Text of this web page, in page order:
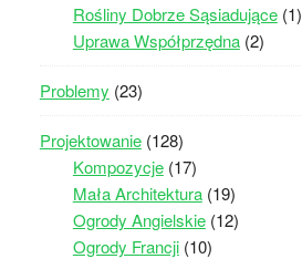
Rośliny Dobrze Sąsiadujące(1)
Uprawa Współprzędna(2)
Problemy (23)
Projektowanie(128)
Kompozycje(17)
Mała Architektura(19)
Ogrody Angielskie(12)
Ogrody Francji(10)